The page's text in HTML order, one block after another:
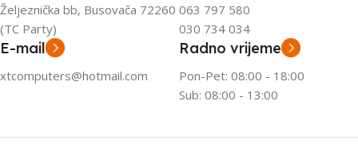
Željeznička bb, Busovača 72260
(TC Party)
063 797 580
030 734 034
E-mail
xtcomputers@hotmail.com
Radno vrijeme
Pon-Pet: 08:00 - 18:00
Sub: 08:00 - 13:00